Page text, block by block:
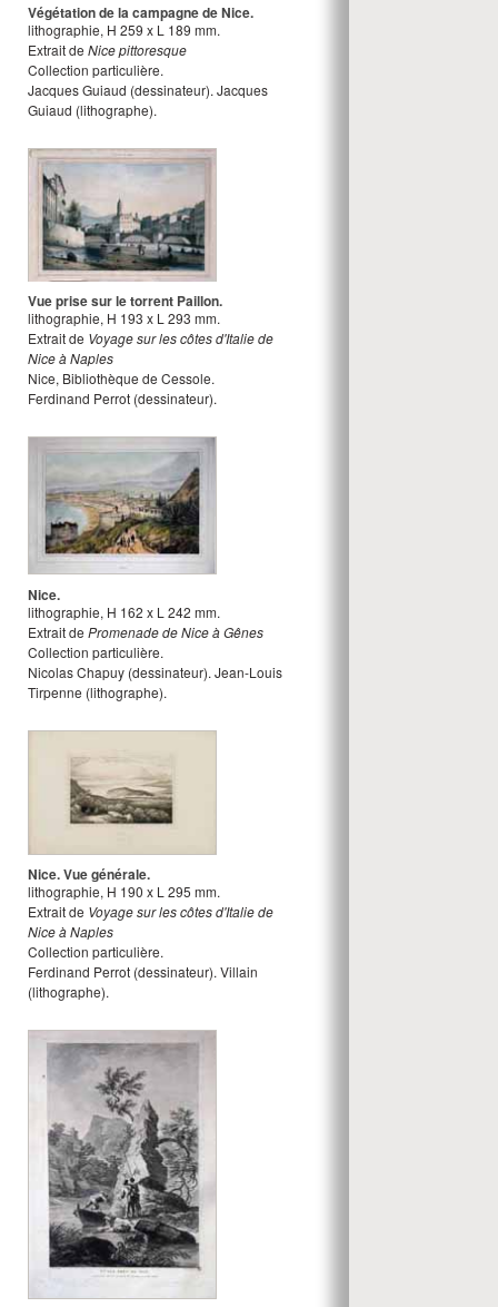
Végétation de la campagne de Nice.
lithographie, H 259 x L 189 mm.
Extrait de Nice pittoresque
Collection particulière.
Jacques Guiaud (dessinateur). Jacques
Guiaud (lithographe).
Vue prise sur le torrent Paillon.
lithographie, H 193 x L 293 mm.
Extrait de Voyage sur les côtes d'Italie de
Nice à Naples
Nice, Bibliothèque de Cessole.
Ferdinand Perrot (dessinateur).
Nice.
lithographie, H 162 x L 242 mm.
Extrait de Promenade de Nice à Gênes
Collection particulière.
Nicolas Chapuy (dessinateur). Jean-Louis
Tirpenne (lithographe).
Nice. Vue générale.
lithographie, H 190 x L 295 mm.
Extrait de Voyage sur les côtes d'Italie de
Nice à Naples
Collection particulière.
Ferdinand Perrot (dessinateur). Villain
(lithographe).